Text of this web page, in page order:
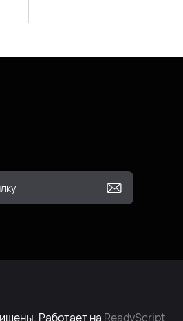
Работает на ReadyScript